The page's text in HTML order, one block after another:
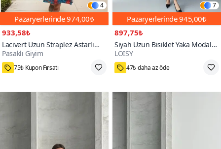
4
Pazaryerlerinde974,00₺
933,58₺
Lacivert Uzun Straplez Astarlı
Şifon Yazlık Elbise
Pasaklı Giyim
75₺ Kupon Fırsatı
7
Pazaryerlerinde945,00₺
897,75₺
Siyah Uzun Bisiklet Yaka Modal
Kumaş Tasarım Elbise
LOISY1000+
47₺ daha az öde